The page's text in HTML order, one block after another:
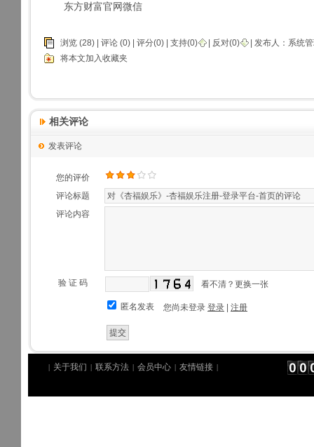
东方财富官网微信
浏览 (28) | 评论 (0) | 评分(0) | 支持(0) 反对(0) | 发布人： 系统
将本文加入收藏夹
相关评论
发表评论
您的评价
评论标题
评论内容
验 证 码 看不清？更换一张
匿名发表 您尚未登录 登录 注册
| 关于我们 | 联系方法 | 会员中心 | 友情链接 |